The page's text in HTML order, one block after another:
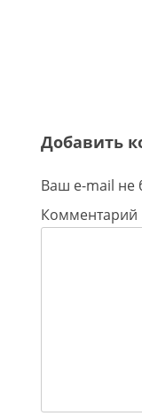
Добавить
Ваш e-mail не
Комментарий